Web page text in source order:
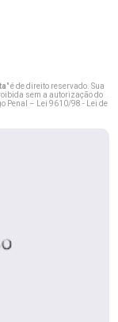
" é de direito reservado. Sua
sem a autorização do
Penal –
Lei 9610/98 - Lei de